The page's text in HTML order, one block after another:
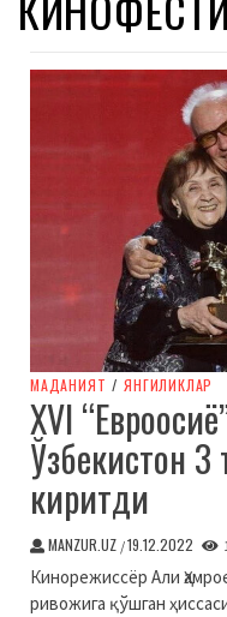
МАДАНИЯТ / ЯНГИЛИКЛАР
XVI
Ўзбекистон 3
киритди
MANZUR.UZ /19.12.2022
Кинорежиссёр Али
ривожига қўшган